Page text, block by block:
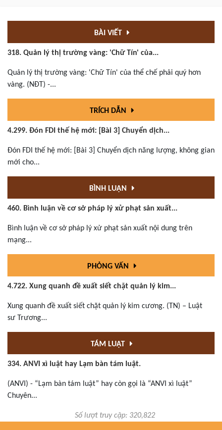
BÀI VIẾT
318. Quản lý thị trường vàng: 'Chữ Tín' của...
Quản lý thị trường vàng: 'Chữ Tín' của thể chế phải quý hơn
vàng. (NĐT) -...
TRÍCH DẪN
4.299. Đón FDI thế hệ mới: [Bài 3] Chuyển dịch...
Đón FDI thế hệ mới: [Bài 3] Chuyển dịch năng lượng, không gian
mới cho...
BÌNH LUẬN
460. Bình luận về cơ sở pháp lý xử phạt sản xuất...
Bình luận về cơ sở pháp lý xử phạt sản xuất nội dung trên
mạng...
PHỎNG VẤN
4.722. Xung quanh đề xuất siết chặt quản lý kim...
Xung quanh đề xuất siết chặt quản lý kim cương. (TN) – Luật
sư Trương...
TÁM LUẬT
334. ANVI xì luật hay Lạm bàn tám luật.
(ANVI) - “Lạm bàn tám luật” hay còn gọi là “ANVI xì luật”
Chuyên...
Số lượt truy cập: 320,822